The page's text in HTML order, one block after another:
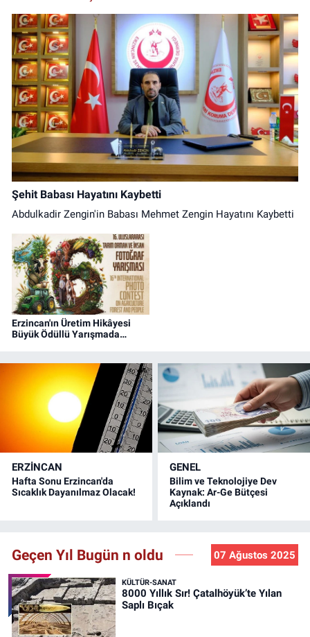
Şehit Babası Hayatını Kaybetti
Abdulkadir Zengin'in Babası Mehmet Zengin Hayatını Kaybetti
Erzincan'ın Üretim Hikâyesi
Büyük Ödüllü Yarışmada
ERZINCAN
Hafta Sonu Erzincan'da
Sıcaklık Dayanılmaz Olacak!
GENEL
Bilim ve Teknolojiye Dev
Kaynak: Ar-Ge Bütçesi
Açıklandı
Geçen Yıl Bugün n oldu 07 Ağustos 2025
KÜLTÜR-SANAT
8000 Yıllık Sır! Çatalhöyük’te Yılan
Saplı Bıçak